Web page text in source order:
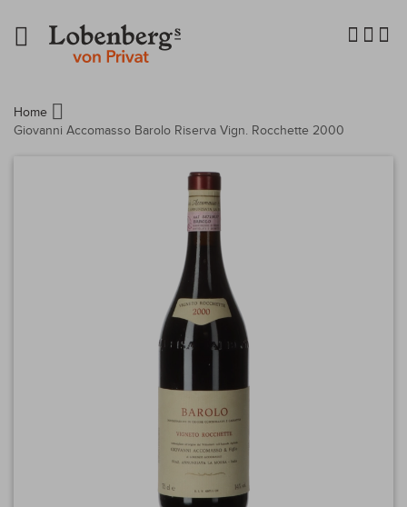
Navigation
umschalten
Home
Giovanni Accomasso Barolo Riserva Vign. Rocchette 2000